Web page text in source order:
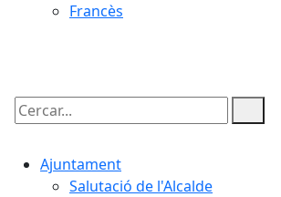
Francès
Cercar:
Ajuntament
Salutació de l'Alcalde